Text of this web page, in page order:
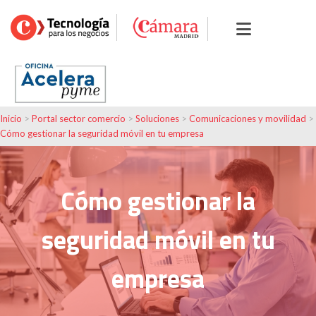
Inicio > Portal sector comercio > Soluciones > Comunicaciones y movilidad >
Cómo gestionar la seguridad móvil en tu empresa
Cómo gestionar la
seguridad móvil en tu
empresa